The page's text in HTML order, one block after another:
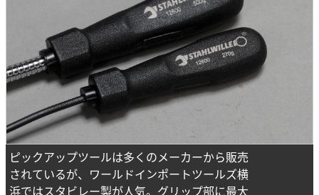
ピックアップツールは多くのメーカーから販売
されているが、ワールドインポートツールズ横
浜ではスタビレー製が人気。グリップ部に最大